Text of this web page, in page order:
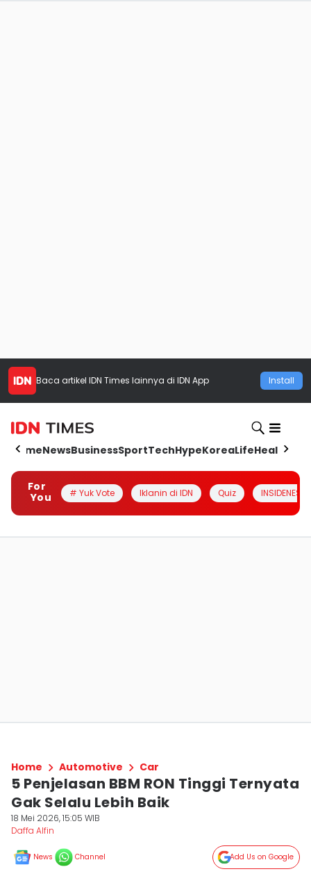
Baca artikel IDN Times lainnya di IDN App Install
HomeNewsBusinessSportTechHypeKoreaLifeHealth
For
You
# Yuk Vote Iklanin di IDN Quiz INSIDENESIA
Home Automotive Car
5 Penjelasan BBM RON Tinggi Ternyata
Gak Selalu Lebih Baik
18 Mei 2026, 15:05 WIB
Daffa Alfin
News Channel Add Us on Google